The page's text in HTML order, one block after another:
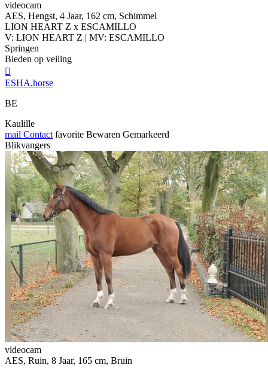
videocam
AES, Hengst, 4 Jaar, 162 cm, Schimmel
LION HEART Z x ESCAMILLO
V: LION HEART Z | MV: ESCAMILLO
Springen
Bieden op veiling

ESHA.horse
BE
Kaulille
mail Contact favorite Bewaren Gemarkeerd
Blikvangers
videocam
AES, Ruin, 8 Jaar, 165 cm, Bruin